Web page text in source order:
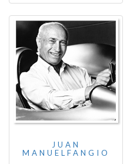
JUAN
MANUELFANGIO